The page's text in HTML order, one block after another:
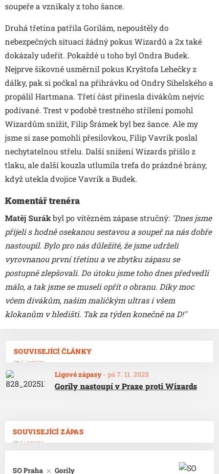
SOUVISEJÍCÍ ZÁPAS
SO Praha Gorily
soupeře a vznikaly z toho šance.
Druhá třetina patřila Gorilám, nepouštěly do
nebezpečných situací žádný pokus Wizardů a 2x také
dokázaly udeřit. Pokaždé u toho byl Ondra Budek.
Nejprve šikovně usměrnil pokus Kryštofa Lehečky z
dálky, pak si počkal na přihrávku od Ondry Sihelského a
propálil Hartmana. Třetí část přinesla divákům nejvíc
podívané. Trest v podobě trestného střílení pomohl
Wizardům snížit, Filip Šrámek byl bez šance. Ale my
jsme si zase pomohli přesilovkou, Filip Vavrík poslal
nechytatelnou střelu. Další snížení Wizards přišlo z
tlaku, ale další kouzla utlumila trefa do prázdné brány,
když utekla dvojice Vavrík a Budek.
Komentář trenéra
Matěj Surákbyl po vítězném zápase stručný: "Dnes jsme
přijeli s hodně osekanou sestavou a soupeř na nás dobře
nastoupil. Bylo pro nás důležité, že jsme udrželi
vyrovnanou první třetinu a ve zbytku zápasu se
postupně zlepšovali. Do útoku jsme toho dnes předvedli
málo, a tak jsme se museli opřít o obranu. Díky moc
včem divákům, našim maličkým ultras i všem
klokanům v hledišti. Tak za týden konečně na D!"
SOUVISEJÍCÍ ČLÁNKY
Ligové zápasy - pá 7. 11. 2025
Gorily nastoupí v Praze proti Wizards